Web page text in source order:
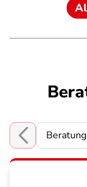
Choose a section